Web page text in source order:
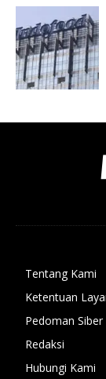
Tentang Kami
Ketentuan
Pedoman Siber
Redaksi
Hubungi Kami